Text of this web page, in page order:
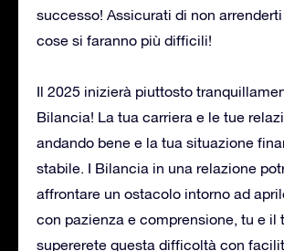
successo! Assicurati di non
cose si faranno più difficili!
Il 2025 inizierà piuttosto
Bilancia! La tua carriera e le tue
andando bene e la tua situazione
stabile. I Bilancia in una relazione
affrontare un ostacolo intorno ad
con pazienza e comprensione, tu e il
supererete questa difficoltà con